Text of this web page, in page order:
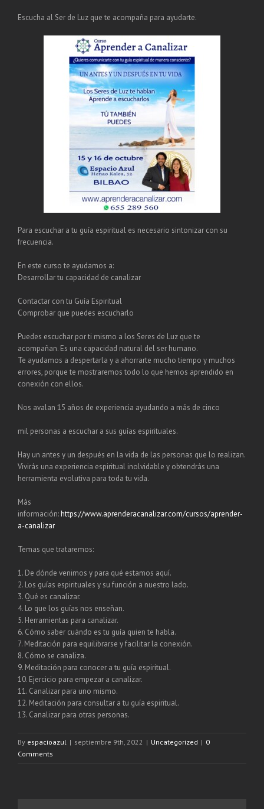
Escucha al Ser de Luz que te acompaña para ayudarte.
Para escuchar a tu guía espiritual es necesario sintonizar con su
frecuencia.
En este curso te ayudamos a:
Desarrollar tu capacidad de canalizar
Contactar con tu Guía Espiritual
Comprobar que puedes escucharlo
Puedes escuchar por ti mismo a los Seres de Luz que te
acompañan. Es una capacidad natural del ser humano.
Te ayudamos a despertarla y a ahorrarte mucho tiempo y muchos
errores, porque te mostraremos todo lo que hemos aprendido en
conexión con ellos.
Nos avalan 15 años de experiencia ayudando a más de cinco
mil personas a escuchar a sus guías espirituales.
Hay un antes y un después en la vida de las personas que lo realizan.
Vivirás una experiencia espiritual inolvidable y obtendrás una
herramienta evolutiva para toda tu vida.
Más
información:https://www.aprenderacanalizar.com/cursos/aprender-
a-canalizar
Temas que trataremos:
1. De dónde venimos y para qué estamos aquí.
2. Los guías espirituales y su función a nuestro lado.
3. Qué es canalizar.
4. Lo que los guías nos enseñan.
5. Herramientas para canalizar.
6. Cómo saber cuándo es tu guía quien te habla.
7. Meditación para equilibrarse y facilitar la conexión.
8. Cómo se canaliza.
9. Meditación para conocer a tu guía espiritual.
10. Ejercicio para empezar a canalizar.
11. Canalizar para uno mismo.
12. Meditación para consultar a tu guía espiritual.
13. Canalizar para otras personas.
By espacioazul | septiembre 9th, 2022 | Uncategorized | 0
Comments